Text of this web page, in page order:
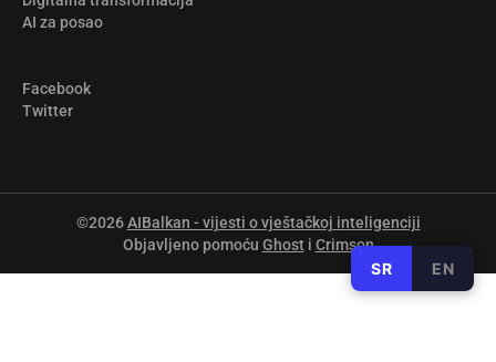
AI za posao
Facebook
Twitter
©2026AIBalkan - vijesti o vještačkoj inteligenciji
Objavljeno pomoću Ghosti Crimson
SR EN